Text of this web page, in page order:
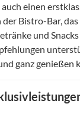
einen
Bistro-Bar,
und
ganz genießen